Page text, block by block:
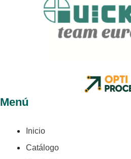
Menú
Inicio
Catálogo